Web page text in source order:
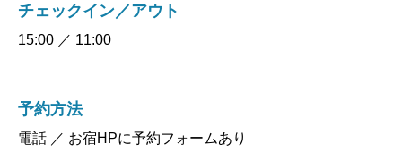
チェックイン／アウト
15:00 ／ 11:00
予約方法
電話 ／ お宿HPに予約フォームあり